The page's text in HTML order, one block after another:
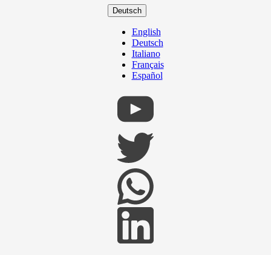
Deutsch
English
Deutsch
Italiano
Français
Español